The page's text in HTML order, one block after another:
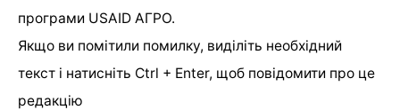
програми USAID АГРО.
Якщо ви помітили помилку, виділіть необхідний
текст і натисніть Ctrl + Enter, щоб повідомити про це
редакцію